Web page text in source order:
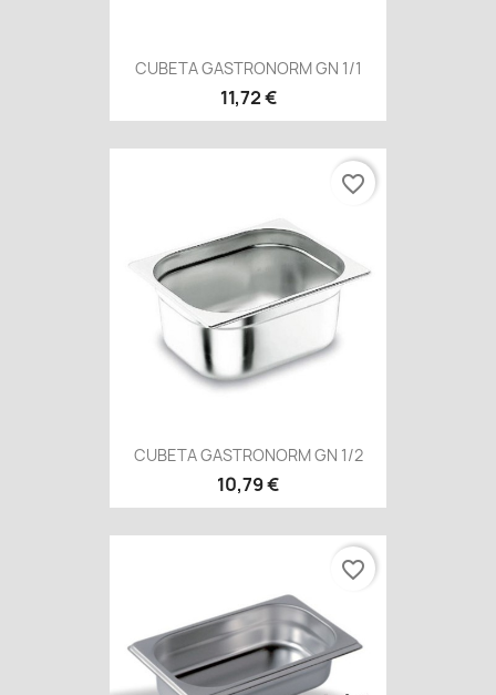
CUBETA GASTRONORM GN 1/1
11,72 €
CUBETA GASTRONORM GN 1/2
10,79 €
favorite_border
favorite_border